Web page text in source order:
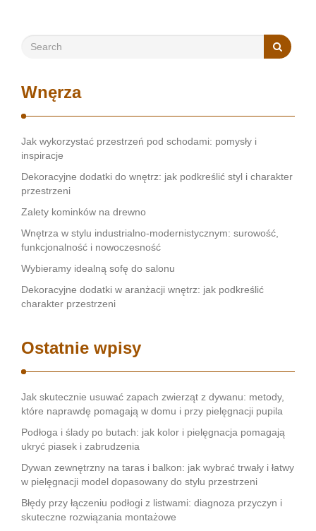
Wnęrza
Jak wykorzystać przestrzeń pod schodami: pomysły i
inspiracje
Dekoracyjne dodatki do wnętrz: jak podkreślić styl i charakter
przestrzeni
Zalety kominków na drewno
Wnętrza w stylu industrialno-modernistycznym: surowość,
funkcjonalność i nowoczesność
Wybieramy idealną sofę do salonu
Dekoracyjne dodatki w aranżacji wnętrz: jak podkreślić
charakter przestrzeni
Ostatnie wpisy
Jak skutecznie usuwać zapach zwierząt z dywanu: metody,
które naprawdę pomagają w domu i przy pielęgnacji pupila
Podłoga i ślady po butach: jak kolor i pielęgnacja pomagają
ukryć piasek i zabrudzenia
Dywan zewnętrzny na taras i balkon: jak wybrać trwały i łatwy
w pielęgnacji model dopasowany do stylu przestrzeni
Błędy przy łączeniu podłogi z listwami: diagnoza przyczyn i
skuteczne rozwiązania montażowe